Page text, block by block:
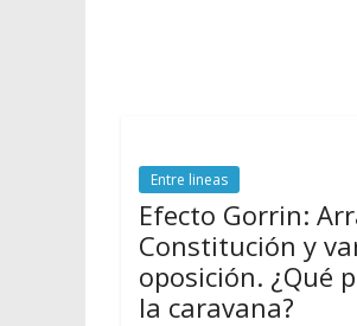
Entre lineas
Efecto Gorrin:
Constitución y
oposición. ¿Qué
la caravana?